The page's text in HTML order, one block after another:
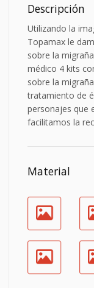
Descripción
Utilizando la
Topamax le
sobre la
médico 4 kits
sobre la
tratamiento de
personajes que
facilitamos la
Material